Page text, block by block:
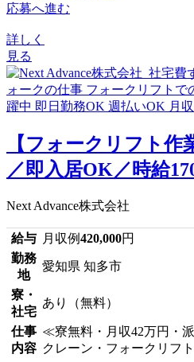
応募へ進む
詳しく
見る
【フォークリフト作
／即入居OK／時給
Next Advance株式会社
給与 月収例420,000円
勤務
地
愛知県 知多市
寮・
社宅
あり（無料）
仕事
内容
≪寮無料・月収42万円・
クレーン・フォークリフ